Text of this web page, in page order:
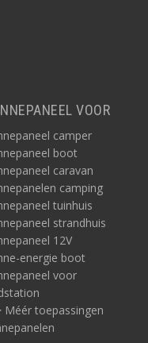
VOOR
camper
boot
caravan
camping
tuinhuis
strandhuis
12V
energie boot
voor
Méér toepassingen